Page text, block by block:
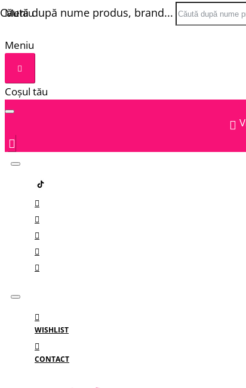
Meniu
Meniu
Coșul tău
WISHLIST
CONTACT
Căută după nume produs, brand...